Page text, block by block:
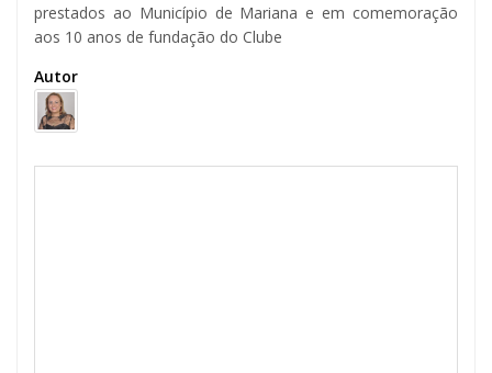
prestados ao Município de Mariana e em comemoração
aos 10 anos de fundação do Clube
Autor